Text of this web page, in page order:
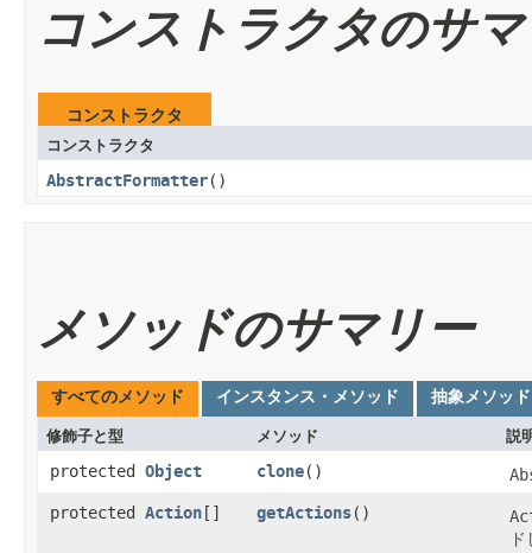
コンストラクタのサ
コンストラクタ
コンストラクタ
AbstractFormatter()
メソッドのサマリー
すべてのメソッド インスタンス・メソッド 抽象メソッド
修飾子と型 メソッド 説
protected Object clone()
protected Action [] getActions()